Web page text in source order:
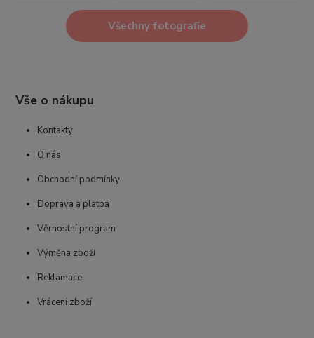
Všechny fotografie
Vše o nákupu
Kontakty
O nás
Obchodní podmínky
Doprava a platba
Věrnostní program
Výměna zboží
Reklamace
Vrácení zboží